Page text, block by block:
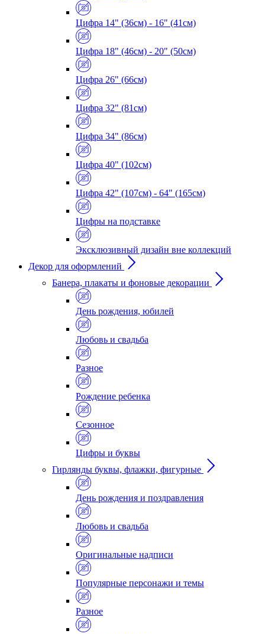
Цифра 14" (36см) - 16" (41см)
Цифра 18" (46см) - 20" (50см)
Цифра 26" (66см)
Цифра 32" (81см)
Цифра 34" (86см)
Цифра 40" (102см)
Цифра 42" (107см) - 64" (165см)
Цифры на подставке
Эксклюзивный дизайн вне коллекций
Декор для оформлений
Банера, плакаты и фоновые декорации
День рождения, юбилей
Любовь и свадьба
Разное
Рождение ребенка
Сезонное
Цифры и буквы
Гирлянды буквы, флажки, фигурные
День рождения и поздравления
Любовь и свадьба
Оригинальные надписи
Популярные персонажи и темы
Разное